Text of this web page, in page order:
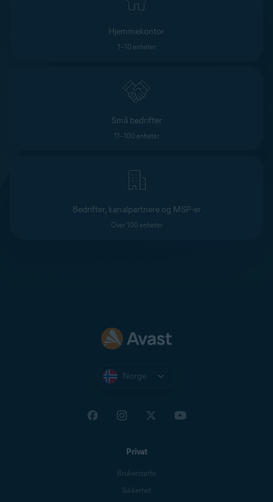
Hjemmekontor
1–10 enheter
Små bedrifter
11–100 enheter
Bedrifter, kanalpartnere og MSP-er
Over 100 enheter
Norge
Privat
Brukerstøtte
Sikkerhet